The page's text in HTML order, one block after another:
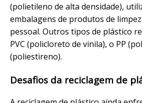
(polietileno de alta densidade),
embalagens de produtos de
pessoal. Outros tipos de plástico
PVC (policloreto de vinila), o PP
(poliestireno).
Desafios da reciclagem de